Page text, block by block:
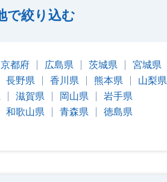
で絞り込む
京都府 広島県 茨城県
宮城県
長野県 香川県 熊本県
山梨県
滋賀県 岡山県
岩手県
和歌山県 青森県
徳島県